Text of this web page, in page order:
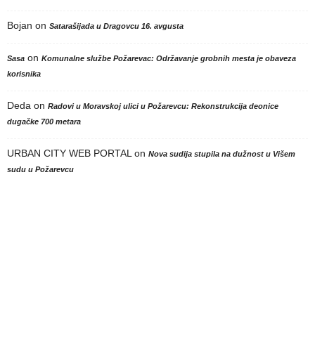
Bojan on Satarašijada u Dragovcu 16. avgusta
Sasa on Komunalne službe Požarevac: Održavanje grobnih mesta je obaveza
korisnika
Deda on Radovi u Moravskoj ulici u Požarevcu: Rekonstrukcija deonice
dugačke 700 metara
URBAN CITY WEB PORTAL on Nova sudija stupila na dužnost u Višem
sudu u Požarevcu